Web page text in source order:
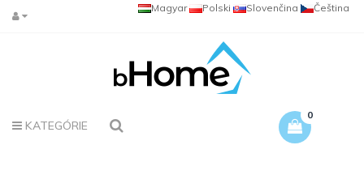
Čeština
Slovenčina
Polski
Magyar
KATEGÓRIE
0